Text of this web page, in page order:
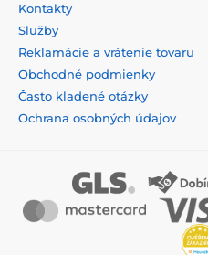
Kontakty
Služby
Reklamácie a vrátenie tovaru
Obchodné podmienky
Často kladené otázky
Ochrana osobných údajov